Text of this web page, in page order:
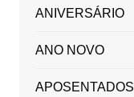
ANIVERSÁRIO
ANO NOVO
APOSENTADOS